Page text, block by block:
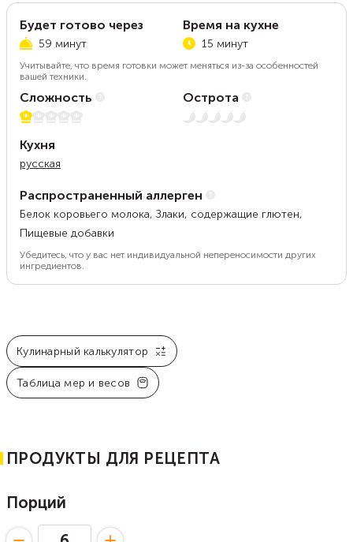
Будет готово через
59 минут
Время на кухне
15 минут
Учитывайте, что время готовки может меняться из-за особенностей
вашей техники.
Сложность
1 из 5
Острота
Нет остроты
Кухня
русская
Распространенный аллерген
Белок коровьего молока, Злаки, содержащие глютен,
Пищевые добавки
Убедитесь, что у вас нет индивидуальной непереносимости других
ингредиентов.
Кулинарный калькулятор
Таблица мер и весов
ПРОДУКТЫ ДЛЯ РЕЦЕПТА
Порций